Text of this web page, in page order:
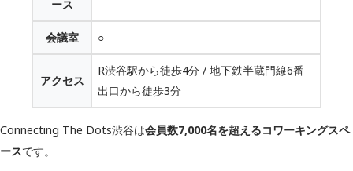
ース
会議室 ○
アクセス
R渋谷駅から徒歩4分 / 地下鉄半蔵門線6番
出口から徒歩3分
Connecting The Dots渋谷は会員数7,000名を超えるコワーキングスペ
ースです。